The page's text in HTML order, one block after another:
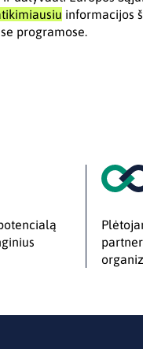
informacijos
programose.